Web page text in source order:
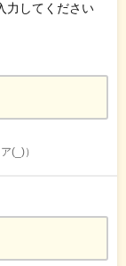
力してください
(_)）